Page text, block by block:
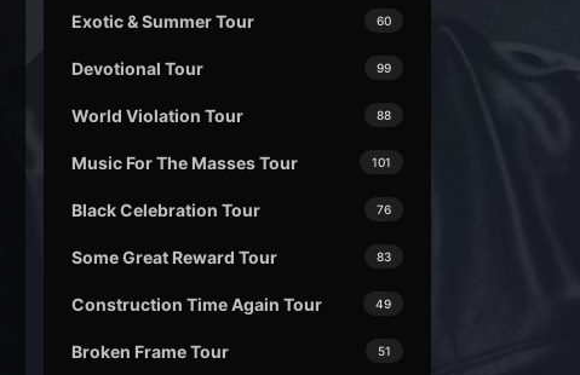
60
Exotic & Summer Tour
99
Devotional Tour
88
World Violation Tour
101
Music For The Masses Tour
76
Black Celebration Tour
83
Some Great Reward Tour
49
Construction Time Again Tour
51
Broken Frame Tour